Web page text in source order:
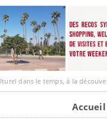
le temps, à la découverte du Maroc
Accueil